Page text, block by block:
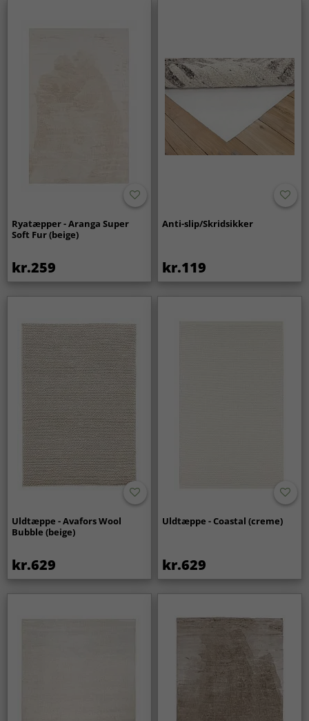
Ryatæpper - Aranga Super
Soft Fur (beige)
kr.259
Anti-slip/Skridsikker
kr.119
Uldtæppe - Avafors Wool
Bubble (beige)
kr.629
Uldtæppe - Coastal (creme)
kr.629